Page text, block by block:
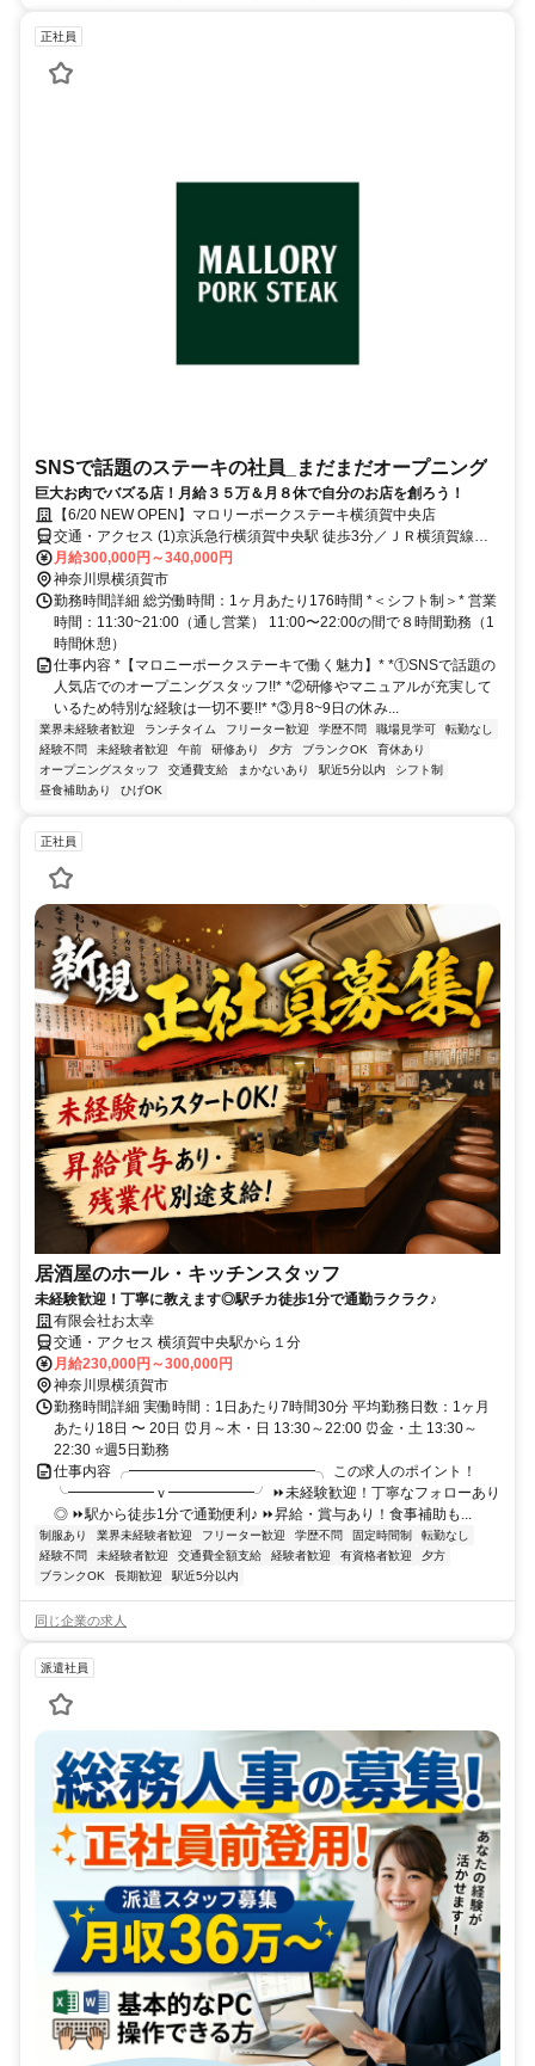
正社員
SNSで話題のステーキの社員_まだまだオープニング
巨大お肉でバズる店！月給３５万＆月８休で自分のお店を創ろう！
【6/20 NEW OPEN】マロリーポークステーキ横須賀中央店
交通・アクセス (1)京浜急行横須賀中央駅 徒歩3分／ＪＲ横須賀線横
須賀駅 バス5分
月給300,000円～340,000円
神奈川県横須賀市
勤務時間詳細 総労働時間：1ヶ月あたり176時間 *＜シフト制＞* 営業
時間：11:30~21:00（通し営業） 11:00〜22:00の間で８時間勤務（1
時間休憩）
仕事内容 *【マロニーポークステーキで働く魅力】* *①SNSで話題の
人気店でのオープニングスタッフ!!* *②研修やマニュアルが充実して
いるため特別な経験は一切不要!!* *③月8~9日の休み...
業界未経験者歓迎 ランチタイム フリーター歓迎 学歴不問 職場見学可
転勤なし
経験不問
未経験者歓迎 午前 研修あり 夕方 ブランクOK
育休あり
オープニングスタッフ
交通費支給 まかないあり 駅近5分以内
シフト制
昼食補助あり
ひげOK
正社員
居酒屋のホール・キッチンスタッフ
未経験歓迎！丁寧に教えます◎駅チカ徒歩1分で通勤ラクラク♪
有限会社お太幸
交通・アクセス 横須賀中央駅から１分
月給230,000円～300,000円
神奈川県横須賀市
勤務時間詳細 実働時間：1日あたり7時間30分 平均勤務日数：1ヶ月
あたり18日 〜 20日 ⏰月～木・日 13:30～22:00 ⏰金・土 13:30～
22:30 ⭐週5日勤務
仕事内容 ╭━━━━━━━━━━━━━╮ この求人のポイント！
╰━━━━━━ｖ━━━━━━╯ ⏩未経験歓迎！丁寧なフォローあり
◎ ⏩駅から徒歩1分で通勤便利♪ ⏩昇給・賞与あり！食事補助も...
制服あり 業界未経験者歓迎 フリーター歓迎 学歴不問 固定時間制
転勤なし
経験不問
未経験者歓迎 交通費全額支給 経験者歓迎 有資格者歓迎
夕方
ブランクOK
長期歓迎 駅近5分以内
同じ企業の求人
派遣社員